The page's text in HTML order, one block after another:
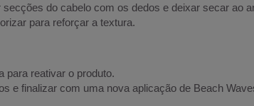
do cabelo com os dedos e deixar secar ao
para reforçar a textura.
para reativar o produto.
e finalizar com uma nova aplicação de Beach